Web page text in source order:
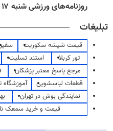
روزنامه‌های ورزشی شنبه ۱۷ مرداد ۱۴۰۵
تبلیغات
قیمت شیشه سکوریت سفیر
تور کربلا
استند تسلیت
مرجع پاسخ معتبر پزشکان
قطعات لباسشویی
آموزشگاه
نمایندگی بوش در تهران
قیمت و خرید سمعک